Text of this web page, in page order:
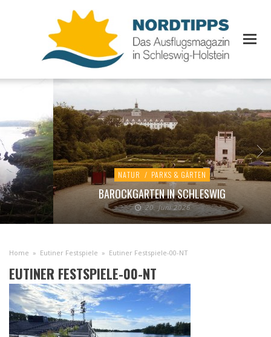
NATUR / PARKS & GÄRTEN
BAROCKGARTEN IN SCHLESWIG
20. Juni 2026
Home » Eutiner Festspiele » Eutiner Festspiele-00-NT
EUTINER FESTSPIELE-00-NT